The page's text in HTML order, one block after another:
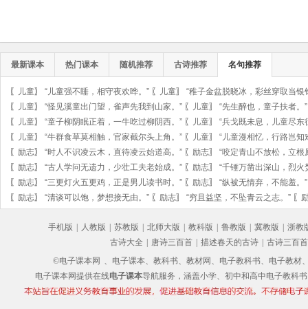
最新课本 热门课本 随机推荐 古诗推荐 名句推荐
〖 儿童〗 “儿童强不睡，相守夜欢哗。” 〖 儿童〗 “稚子金盆脱晓冰，彩丝穿取当银
〖
儿童〗 “怪见溪童出门望，雀声先我到山家。” 〖 儿童〗 “先生醉也，童子扶者。”
〖
儿童〗 “童子柳阴眠正着，一牛吃过柳阴西。” 〖 儿童〗 “兵戈既未息，儿童尽东
〖
儿童〗 “牛群食草莫相触，官家截尔头上角。” 〖 儿童〗 “儿童漫相忆，行路岂知
〖 励志〗 “时人不识凌云木，直待凌云始道高。” 〖 励志〗 “咬定青山不放松，立根
〖 励志〗 “古人学问无遗力，少壮工夫老始成。” 〖 励志〗 “千锤万凿出深山，烈火
〖 励志〗 “三更灯火五更鸡，正是男儿读书时。” 〖 励志〗 “纵被无情弃，不能羞。”
〖 励志〗 “清谈可以饱，梦想接无由。” 〖 励志〗 “穷且益坚，不坠青云之志。” 〖
手机版 人教版 苏教版 北师大版 教科版 鲁教版 冀教版
浙教
古诗大全
唐诗三百首 描述春天的古诗
古诗三百首
©电子课本网 、电子课本、教科书、教材网、电子教科书、电子教材
电子课本网提供在线电子课本导航服务，涵盖小学、初中和高中电子教科